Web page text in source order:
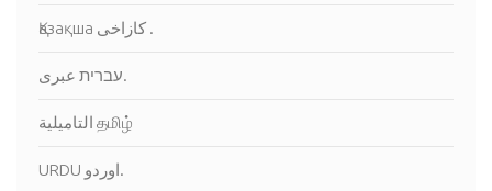
Қазақша كازاخى .
עברית عبرى.
التاميلية தமிழ்
URDU اوردو.